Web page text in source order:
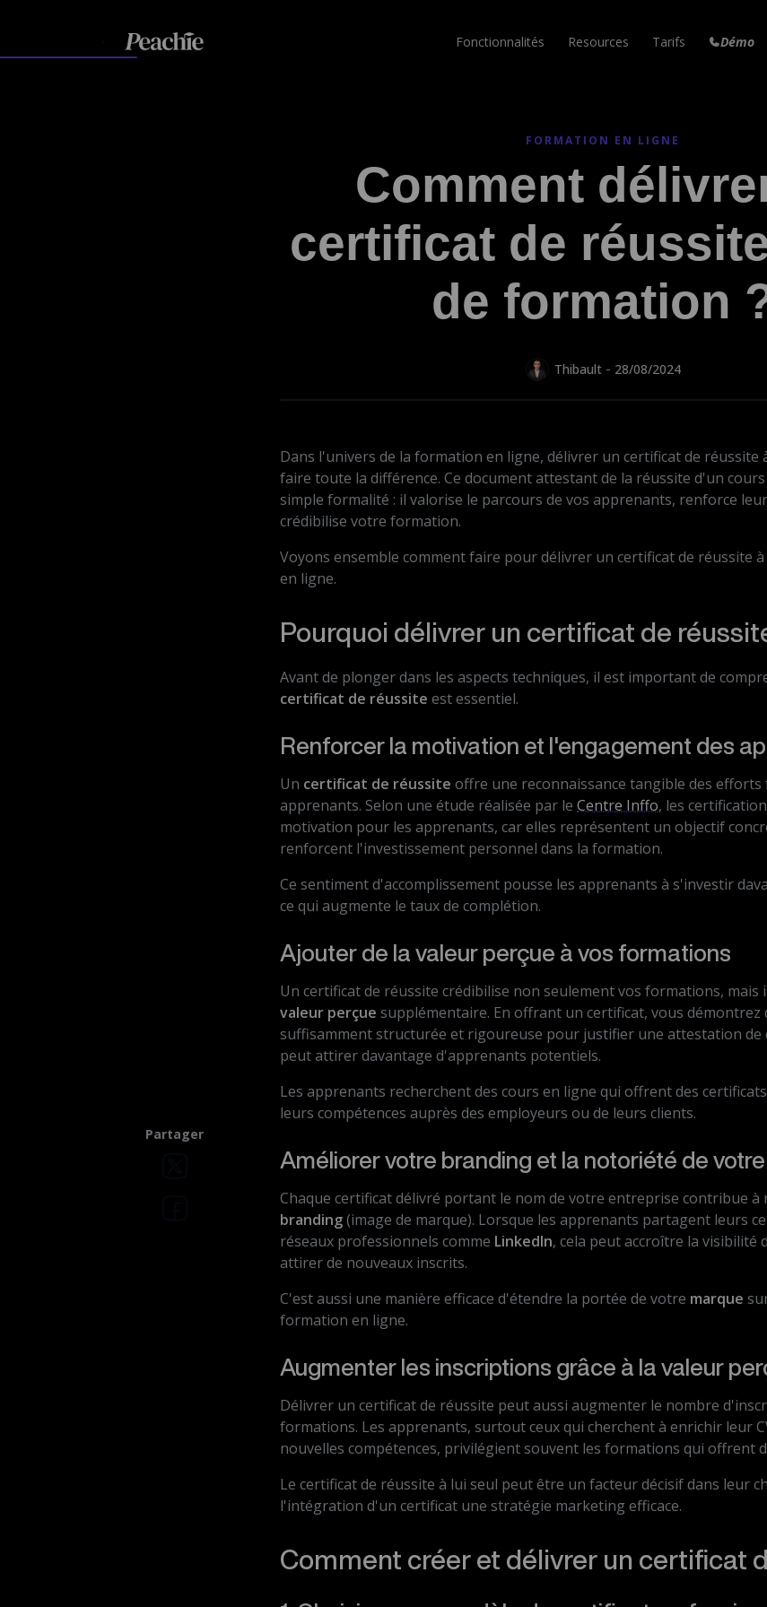
Fonctionnalités
Envois en automatiques
Tunnel de Vente
Augmentez vos
Votre propre blog Pour toutes vos ventes
Site internet Espace de travail
Communauté Peach Nouveau!
Resources
Réponses à vos questions
Dernières mises à jour
Blog
Tarifs Démo
FORMATION EN LIGNE
Comment
certificat de
de formation
Thibault - 28/08/2024
Partager
Dans l'univers de la formation en ligne, délivrer un certificat de réussite
faire toute la différence. Ce document attestant de la réussite d'un
simple formalité : il valorise le parcours de vos apprenants, renforce
crédibilise votre formation.
Voyons ensemble comment faire pour délivrer un certificat de réussite
en ligne.
Pourquoi délivrer un certificat de
Avant de plonger dans les aspects techniques, il est important de
certificat de réussite est essentiel.
Renforcer la motivation et l'engagement des
Un certificat de réussite offre une reconnaissance tangible des
apprenants. Selon une étude réalisée par le Centre Inffo, les
motivation pour les apprenants, car elles représentent un objectif
renforcent l'investissement personnel dans la formation.
Ce sentiment d'accomplissement pousse les apprenants à s'investir
ce qui augmente le taux de complétion.
Ajouter de la valeur perçue à vos formations
Un certificat de réussite crédibilise non seulement vos formations, mais
valeur perçue supplémentaire. En offrant un certificat, vous
suffisamment structurée et rigoureuse pour justifier une attestation de
peut attirer davantage d'apprenants potentiels.
Les apprenants recherchent des cours en ligne qui offrent des
leurs compétences auprès des employeurs ou de leurs clients.
Améliorer votre branding et la notoriété de
Chaque certificat délivré portant le nom de votre entreprise contribue
branding(image de marque). Lorsque les apprenants partagent leurs
réseaux professionnels comme LinkedIn, cela peut accroître la
attirer de nouveaux inscrits.
C'est aussi une manière efficace d'étendre la portée de votre marque
formation en ligne.
Augmenter les inscriptions grâce à la valeur
Délivrer un certificat de réussite peut aussi augmenter le nombre
formations. Les apprenants, surtout ceux qui cherchent à enrichir leur
nouvelles compétences, privilégient souvent les formations qui offrent
Le certificat de réussite à lui seul peut être un facteur décisif dans leur
l'intégration d'un certificat une stratégie marketing efficace.
Comment créer et délivrer un certificat